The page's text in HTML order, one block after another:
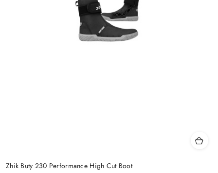
Zhik Buty 230 Performance High Cut Boot